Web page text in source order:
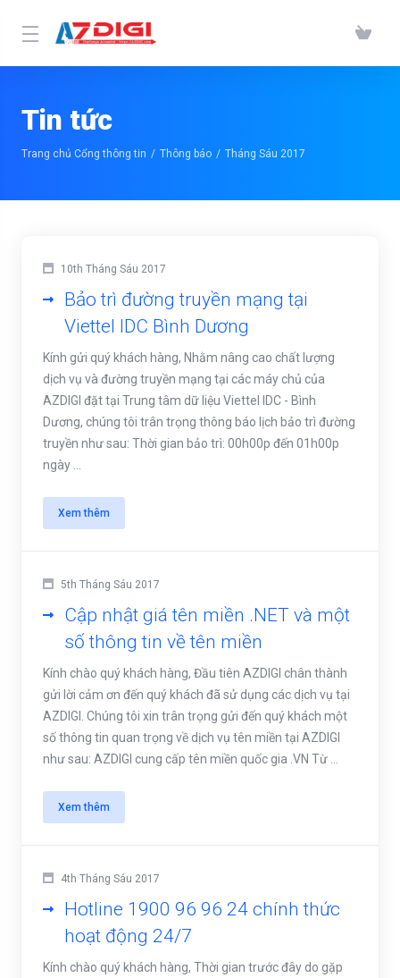
Tin tức
Trang chủ Cổng thông tin Thông báo Tháng Sáu 2017
10th Tháng Sáu 2017
Bảo trì đường truyền mạng tại
Viettel IDC Bình Dương
Kính gửi quý khách hàng, Nhằm nâng cao chất lượng
dịch vụ và đường truyền mạng tại các máy chủ của
AZDIGI đặt tại Trung tâm dữ liệu Viettel IDC - Bình
Dương, chúng tôi trân trọng thông báo lịch bảo trì đường
truyền như sau: Thời gian bảo trì: 00h00p đến 01h00p
ngày ...
Xem thêm
5th Tháng Sáu 2017
Cập nhật giá tên miền .NET và một
số thông tin về tên miền
Kính chào quý khách hàng, Đầu tiên AZDIGI chân thành
gửi lời cảm ơn đến quý khách đã sử dụng các dịch vụ tại
AZDIGI. Chúng tôi xin trân trọng gửi đến quý khách một
số thông tin quan trọng về dịch vụ tên miền tại AZDIGI
như sau: AZDIGI cung cấp tên miền quốc gia .VN Từ ...
Xem thêm
4th Tháng Sáu 2017
Hotline 1900 96 96 24 chính thức
hoạt động 24/7
Kính chào quý khách hàng, Thời gian trước đây do gặp